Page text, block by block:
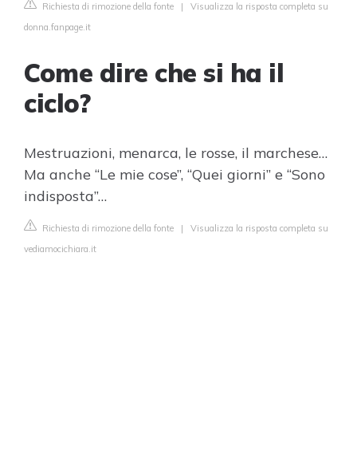
Richiesta di rimozione della fonte | Visualizza la risposta completa su
donna.fanpage.it
Come dire che si ha il
ciclo?
Mestruazioni, menarca, le rosse, il marchese…
Ma anche “Le mie cose”, “Quei giorni” e “Sono
indisposta”…
Richiesta di rimozione della fonte | Visualizza la risposta completa su
vediamocichiara.it